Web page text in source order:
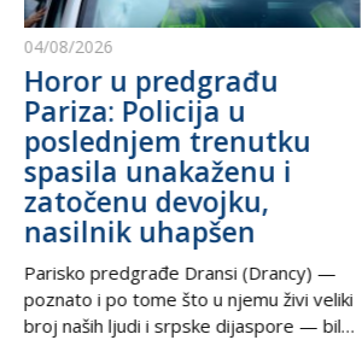
04/08/2026
Horor u predgrađu
Pariza: Policija u
poslednjem trenutku
spasila unakaženu i
zatočenu devojku,
nasilnik uhapšen
Parisko predgrađe Dransi (Drancy) —
poznato i po tome što u njemu živi veliki
broj naših ljudi i srpske dijaspore — bilo